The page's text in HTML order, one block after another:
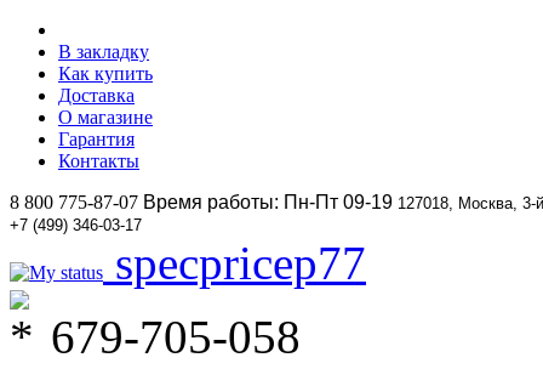
В закладку
Как купить
Доставка
О магазине
Гарантия
Контакты
8 800 775-87-07 Время работы: Пн-Пт 09-19 127018, Москва,
+7 (499) 346-03-17
specpricep77
679-705-058